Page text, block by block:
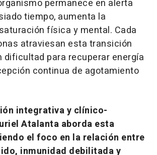
permanece en alerta
tiempo, aumenta la
física y mental. Cada
atraviesan esta transición
dificultad para recuperar energía
continua de agotamiento
integrativa y clínico-
Atalanta aborda esta
el foco en la relación entre
inmunidad debilitada y